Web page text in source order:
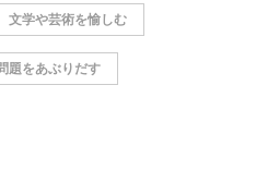
文学や芸術を愉しむ
題をあぶりだす